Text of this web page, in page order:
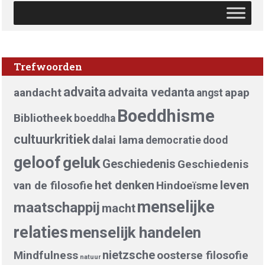
Trefwoorden
aandachtadvaita advaita vedanta angst apap
Bibliotheek boeddha Boeddhisme
cultuurkritiekdalai lama democratie dood
geloofgelukGeschiedenis Geschiedenis
van de filosofie het denken Hindoeïsme leven
maatschappij machtmenselijke
relatiesmenselijk handelen
Mindfulness natuur nietzscheoosterse filosofie